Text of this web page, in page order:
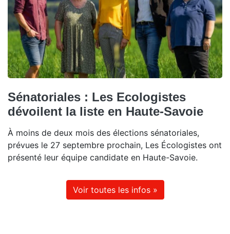
Sénatoriales : Les Ecologistes
dévoilent la liste en Haute-Savoie
À moins de deux mois des élections sénatoriales,
prévues le 27 septembre prochain, Les Écologistes ont
présenté leur équipe candidate en Haute-Savoie.
Voir toutes les infos »